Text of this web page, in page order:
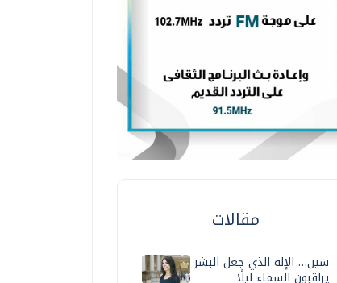
مقالات
سين… الإله الذي جعل البشر
يراقبون السماء ليلًا